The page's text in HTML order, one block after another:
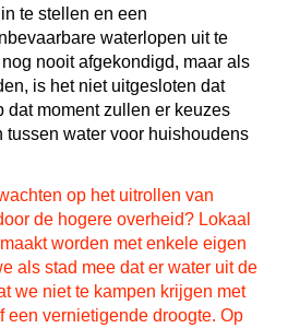
te stellen en een
waterlopen uit te
nooit afgekondigd, maar als
is het niet uitgesloten dat
dat moment zullen er keuzes
tussen water voor huishoudens
op het uitrollen van
de hogere overheid? Lokaal
worden met enkele eigen
als stad mee dat er water uit de
we niet te kampen krijgen met
een vernietigende droogte. Op